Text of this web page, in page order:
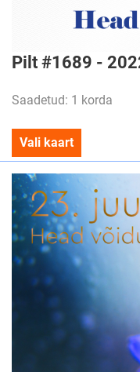
Pilt #1689 -
Saadetud: 1 korda
Vali kaart